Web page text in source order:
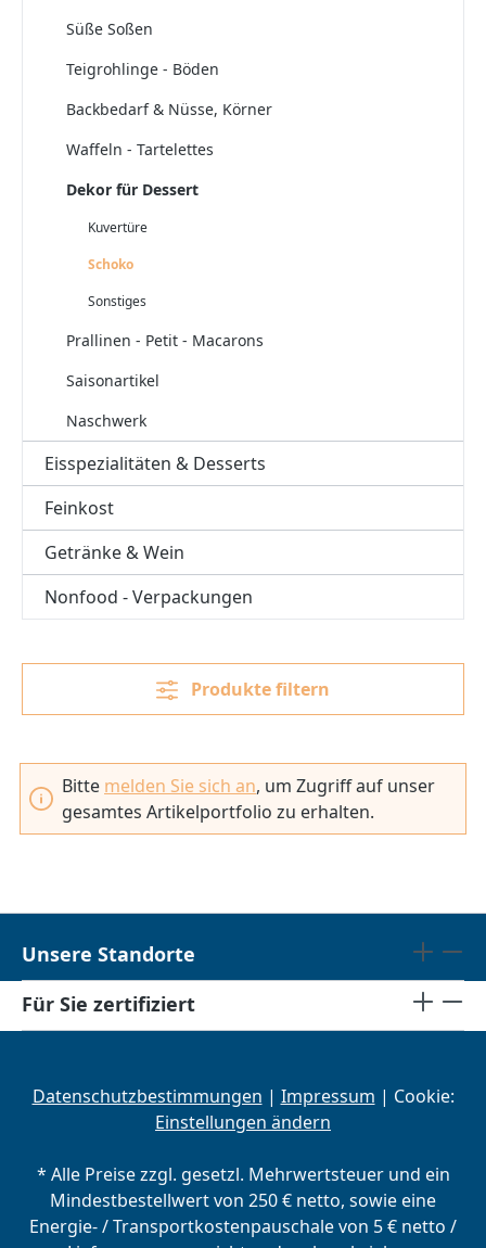
Süße Soßen
Teigrohlinge - Böden
Backbedarf & Nüsse, Körner
Waffeln - Tartelettes
Dekor für Dessert
Kuvertüre
Schoko
Sonstiges
Prallinen - Petit - Macarons
Saisonartikel
Naschwerk
Eisspezialitäten & Desserts
Feinkost
Getränke & Wein
Nonfood - Verpackungen
Produkte filtern
Bitte melden Sie sich an, um Zugriff auf unser
gesamtes Artikelportfolio zu erhalten.
Unsere Standorte
Für Sie zertifiziert
Datenschutzbestimmungen | Impressum | Cookie:
Einstellungen ändern
* Alle Preise zzgl. gesetzl. Mehrwertsteuer und ein
Mindestbestellwert von 250 € netto, sowie eine
Energie- / Transportkostenpauschale von 5 € netto /